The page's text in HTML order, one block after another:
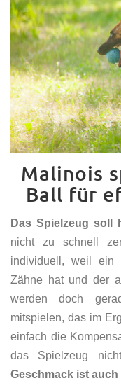
Malinois
Ball für
Das Spielzeug soll
nicht zu schnell
individuell, weil ein
Zähne hat und der
werden doch
mitspielen, das im
einfach die
das Spielzeug
Geschmack ist